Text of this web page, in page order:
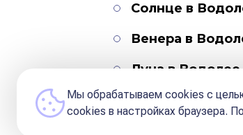
Солнце в
Венера в
Луна в Водолее
Свейнпол,
Мы обрабатываем cookies с
сookies в настройках браузера.